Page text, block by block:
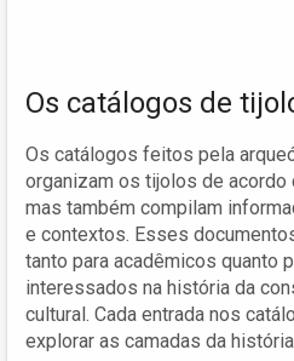
Os catálogos de
Os catálogos feitos pela
organizam os tijolos de
mas também compilam
e contextos. Esses
tanto para acadêmicos quanto
interessados na história da
cultural. Cada entrada nos
explorar as camadas da